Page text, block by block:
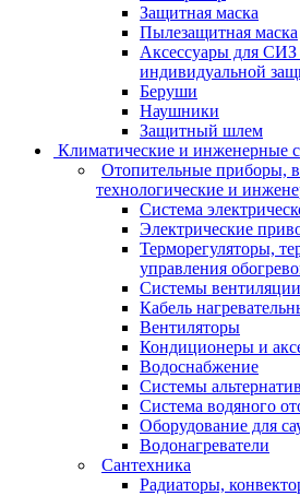
Защитная маска
Пылезащитная маска
Аксессуары для СИЗ
индивидуальной
Беруши
Наушники
Защитный шлем
Климатические и инженерные
Отопительные приборы,
технологические и
Система
Электрические
Терморегуляторы,
управления
Системы вентиляции
Кабель
Вентиляторы
Кондиционеры и
Водоснабжение
Системы
Система водяного
Оборудование для
Водонагреватели
Сантехника
Радиаторы,